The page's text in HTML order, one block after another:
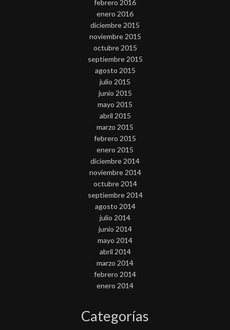
febrero 2016
enero 2016
diciembre 2015
noviembre 2015
octubre 2015
septiembre 2015
agosto 2015
julio 2015
junio 2015
mayo 2015
abril 2015
marzo 2015
febrero 2015
enero 2015
diciembre 2014
noviembre 2014
octubre 2014
septiembre 2014
agosto 2014
julio 2014
junio 2014
mayo 2014
abril 2014
marzo 2014
febrero 2014
enero 2014
Categorías